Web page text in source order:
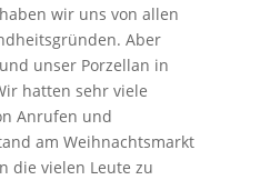
wir uns von allen
Aber
unser Porzellan in
hatten sehr viele
Anrufen und
am Weihnachtsmarkt
die vielen Leute zu